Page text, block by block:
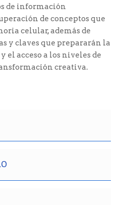
de información
de conceptos que
celular, además de
y claves que prepararán la
el acceso a los niveles de
creativa.